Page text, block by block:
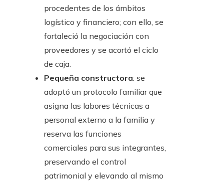
procedentes de los ámbitos
logístico y financiero; con ello, se
fortaleció la negociación con
proveedores y se acortó el ciclo
de caja.
Pequeña constructora: se
adoptó un protocolo familiar que
asigna las labores técnicas a
personal externo a la familia y
reserva las funciones
comerciales para sus integrantes,
preservando el control
patrimonial y elevando al mismo